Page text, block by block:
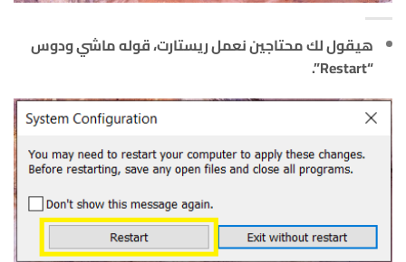
هيقول لك محتاجين نعمل ريستارت، قوله ماشي ودوس
“Restart”.